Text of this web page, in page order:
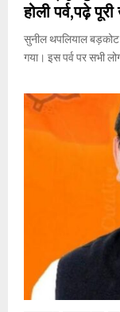
होली पर्व,पढ़े
सुनील थपलियाल बड़कोट।
गया। इस पर्व पर सभी